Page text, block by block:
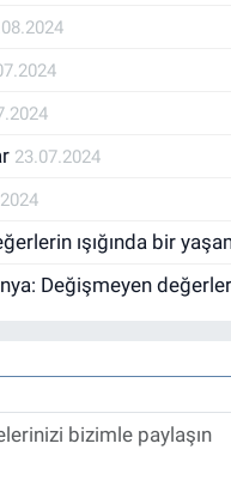
23.07.2024
ışığında bir
Değişmeyen değerler